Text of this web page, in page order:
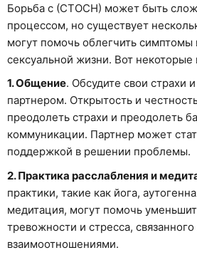
Борьба с (СТОСН) может быть
процессом, но существует
могут помочь облегчить симптомы
сексуальной жизни. Вот некоторые
1. Общение. Обсудите свои страхи
партнером. Открытость и
преодолеть страхи и преодолеть
коммуникации. Партнер может
поддержкой в решении проблемы.
2. Практика расслабления и
практики, такие как йога,
медитация, могут помочь
тревожности и стресса,
взаимоотношениями.